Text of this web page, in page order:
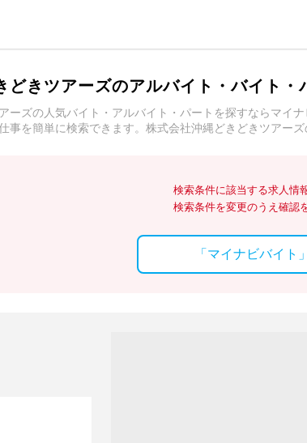
どきツアーズのアルバイト・バイト・
ーズの人気バイト・アルバイト・パートを探すならマイ
事を簡単に検索できます。株式会社沖縄どきどきツアー
検索条件に該当する求人情
検索条件を変更のうえ確認
「マイナビバイト